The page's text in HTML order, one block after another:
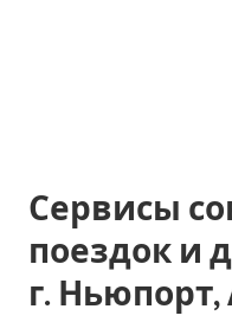
Сервисы
поездок и
г. Ньюпорт,